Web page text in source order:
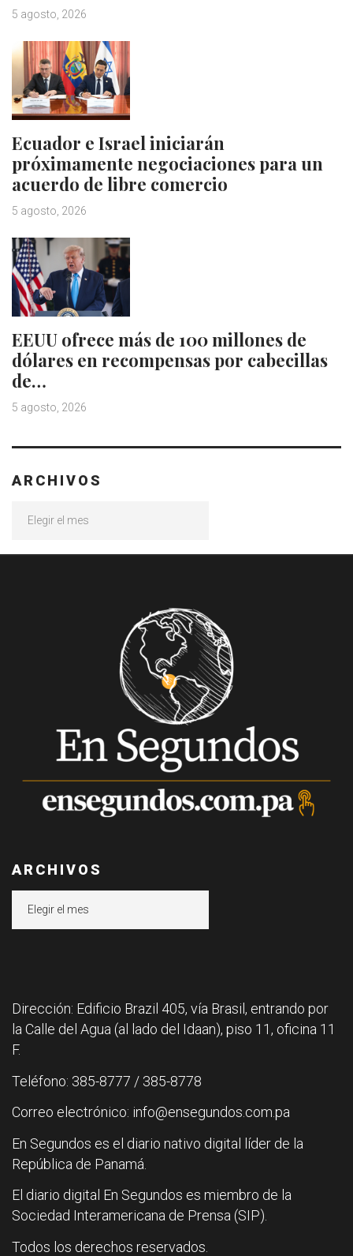
5 agosto, 2026
Ecuador e Israel iniciarán
próximamente negociaciones para un
acuerdo de libre comercio
5 agosto, 2026
EEUU ofrece más de 100 millones de
dólares en recompensas por cabecillas
de…
5 agosto, 2026
ARCHIVOS
ARCHIVOS
Dirección: Edificio Brazil 405, vía Brasil, entrando por
la Calle del Agua (al lado del Idaan), piso 11, oficina 11
F.
Teléfono: 385-8777 / 385-8778
Correo electrónico: info@ensegundos.com.pa
En Segundos es el diario nativo digital líder de la
República de Panamá.
El diario digital En Segundos es miembro de la
Sociedad Interamericana de Prensa (SIP).
Todos los derechos reservados.